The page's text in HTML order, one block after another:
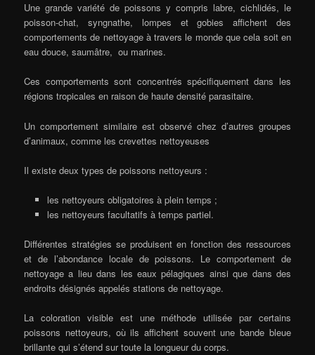
Une grande variété de poissons y compris labre, cichlidés, le
poisson-chat, syngnathe, lompes et gobies affichent des
comportements de nettoyage à travers le monde que cela soit en
eau douce, saumâtre, ou marines.
Ces comportements sont concentrés spécifiquement dans les
régions tropicales en raison de haute densité parasitaire.
Un comportement similaire est observé chez d’autres groupes
d’animaux, comme les crevettes nettoyeuses
Il existe deux types de poissons nettoyeurs :
les nettoyeurs obligatoires à plein temps ;
les nettoyeurs facultatifs à temps partiel.
Différentes stratégies se produisent en fonction des ressources
et de l’abondance locale de poissons. Le comportement de
nettoyage a lieu dans les eaux pélagiques ainsi que dans des
endroits désignés appelés stations de nettoyage.
La coloration visible est une méthode utilisée par certains
poissons nettoyeurs, où ils affichent souvent une bande bleue
brillante qui s’étend sur toute la longueur du corps.